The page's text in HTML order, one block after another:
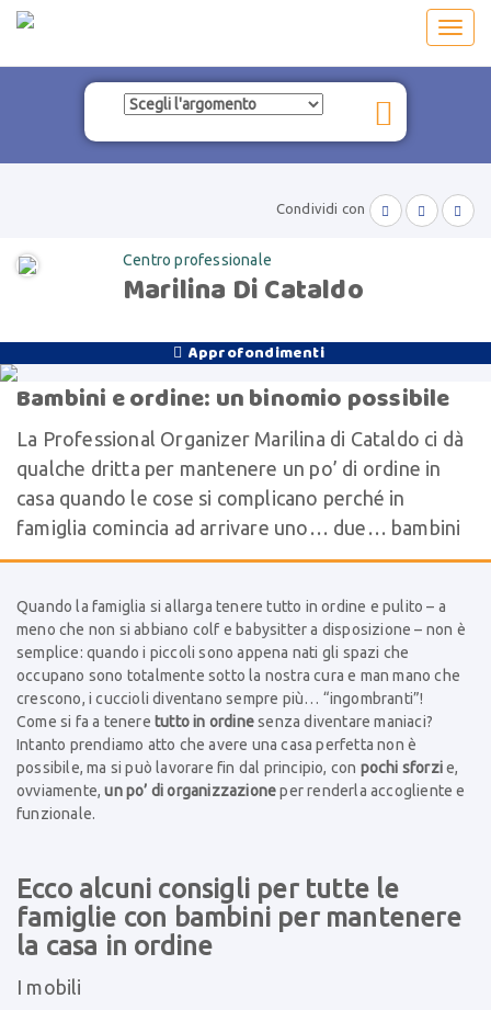
Condividi con   
Centro professionale
Marilina Di Cataldo
 Approfondimenti
Bambini e ordine: un binomio possibile
La Professional Organizer Marilina di Cataldo ci dà
qualche dritta per mantenere un po’ di ordine in
casa quando le cose si complicano perché in
famiglia comincia ad arrivare uno… due… bambini
Quando la famiglia si allarga tenere tutto in ordine e pulito – a
meno che non si abbiano colf e babysitter a disposizione – non è
semplice: quando i piccoli sono appena nati gli spazi che
occupano sono totalmente sotto la nostra cura e man mano che
crescono, i cuccioli diventano sempre più… “ingombranti”!
Come si fa a tenere tutto in ordinesenza diventare maniaci?
Intanto prendiamo atto che avere una casa perfetta non è
possibile, ma si può lavorare fin dal principio, con pochi sforzie,
ovviamente,un po’ di organizzazioneper renderla accogliente e
funzionale.
Ecco alcuni consigli per tutte le
famiglie con bambini per mantenere
la casa in ordine
I mobili